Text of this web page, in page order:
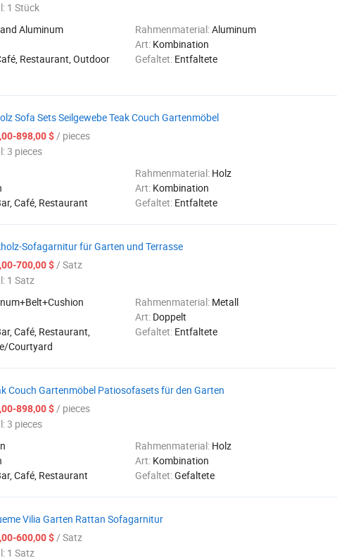
1 Stück
Aluminum Rahmenmaterial:Aluminum
Art: Kombination
Restaurant, Outdoor
Gefaltet: Entfaltete
Sofa Sets Seilgewebe Teak Couch Gartenmöbel
898,00 $/ pieces
3 pieces
Rahmenmaterial: Holz
Art: Kombination
Café, Restaurant Gefaltet: Entfaltete
Sofagarnitur für Garten und Terrasse
700,00 $/ Satz
1 Satz
Rahmenmaterial: Metall
Art: Doppelt
Café, Restaurant,
Courtyard
Gefaltet: Entfaltete
Couch Gartenmöbel Patiosofasets für den Garten
898,00 $/ pieces
3 pieces
Rahmenmaterial: Holz
Art: Kombination
Café, Restaurant Gefaltet:Gefaltete
Vilia Garten Rattan Sofagarnitur
600,00 $/ Satz
1 Satz